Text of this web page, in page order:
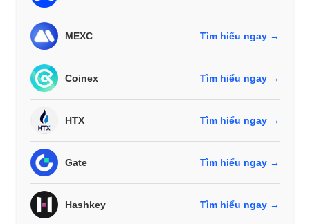
MEXC Tìm hiểu ngay →
Coinex Tìm hiểu ngay →
HTX Tìm hiểu ngay →
Gate Tìm hiểu ngay →
Hashkey Tìm hiểu ngay →